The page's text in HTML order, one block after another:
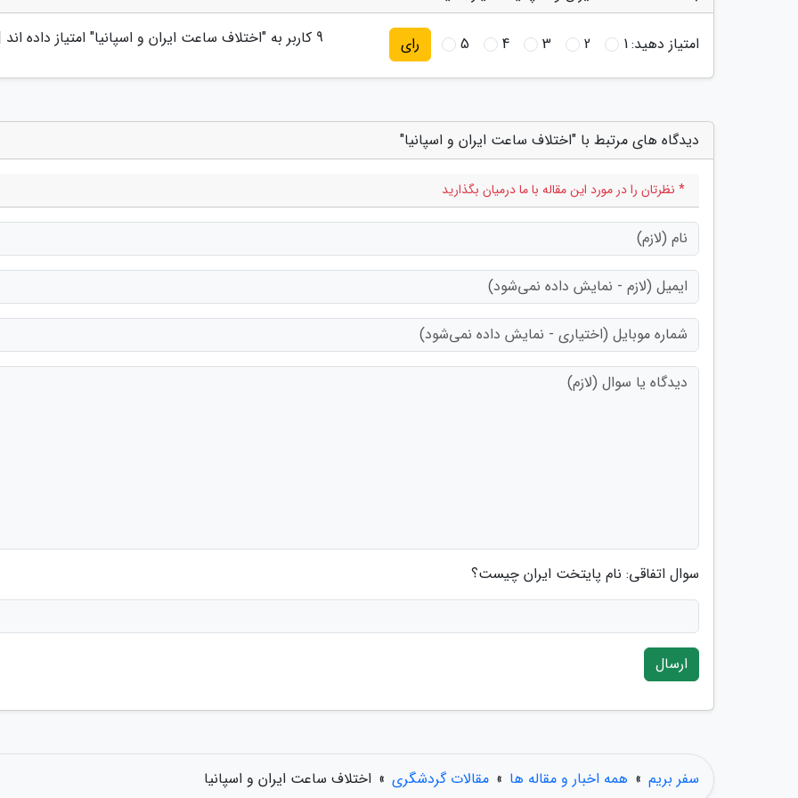
9 کاربر به "اختلاف ساعت ایران و اسپانیا" امتیاز داده اند امتیاز دهید:1
2
3
4
5 رای
دیدگاه های مرتبط با "اختلاف ساعت ایران و اسپانیا"
* نظرتان را در مورد این مقاله با ما درمیان بگذارید
سوال اتفاقی: نام پایتخت ایران چیست؟
ارسال
سفر بریم » همه اخبار و مقاله ها » مقالات گردشگری » اختلاف ساعت ایران و اسپانیا